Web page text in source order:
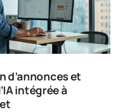
d’annonces et
intégrée à